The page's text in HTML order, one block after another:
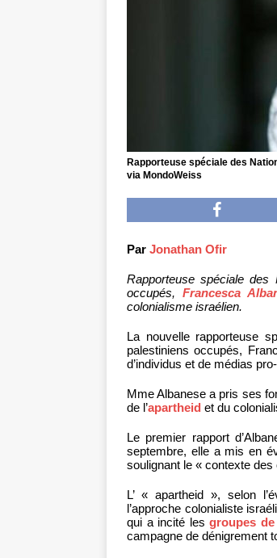
Rapporteuse spéciale des
via MondoWeiss
Par Jonathan Ofir
Rapporteuse spéciale
occupés, Francesca
colonialisme israélien.
La nouvelle rapporteuse
palestiniens occupés,
d’individus et de médias
Mme Albanese a pris ses
de l’apartheid et du
Le premier rapport
septembre, elle a mis en
soulignant le « contexte des
L’ « apartheid », selon
l’approche colonialiste
qui a incité lesgroupes
campagne de dénigrement